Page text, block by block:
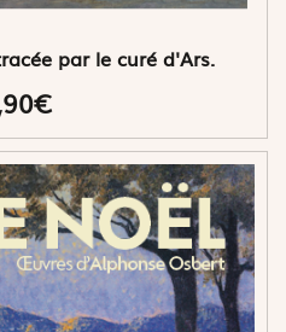
par le curé d'Ars.